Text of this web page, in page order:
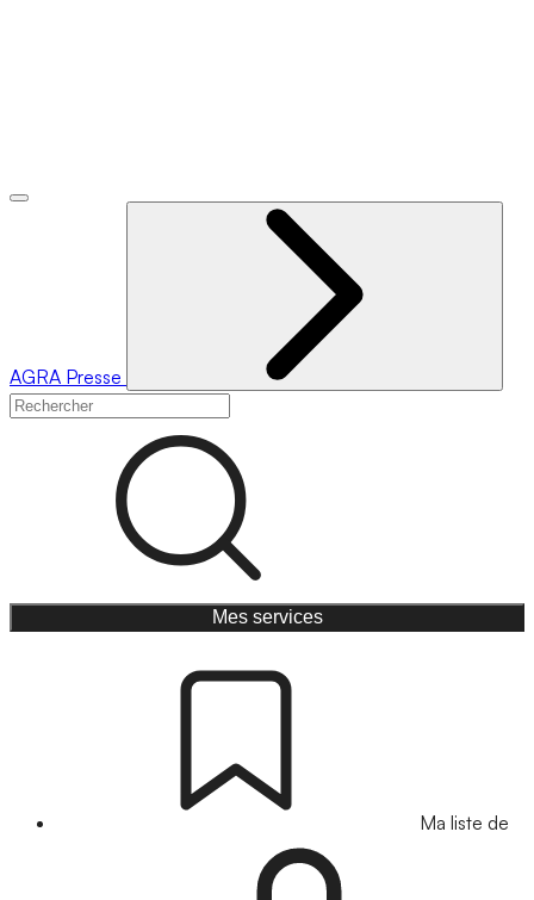
AGRA Presse
Mes services
Ma liste de